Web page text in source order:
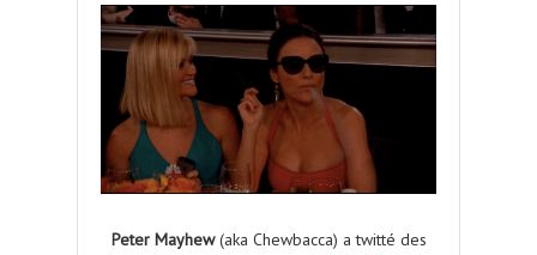
Peter Mayhew(aka Chewbacca) a twitté des